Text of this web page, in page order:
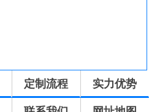
定制流程 实力优势